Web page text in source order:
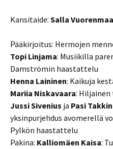
Kansitaide: Salla Vuorenmaa
Pääkirjoitus: Hermojen
Topi Linjama: Musiikilla
Damströmin haastattelu
Henna Laininen: Kaikuja
Mariia Niskavaara:
Jussi Sivenius ja Pasi
yksinpurjehdus avomerellä
Pylkön haastattelu
Pakina: Kalliomäen Kaisa: